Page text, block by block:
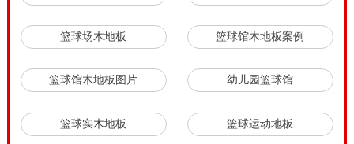
篮球场木地板 篮球馆木地板案例
篮球馆木地板图片 幼儿园篮球馆
篮球实木地板 篮球运动地板